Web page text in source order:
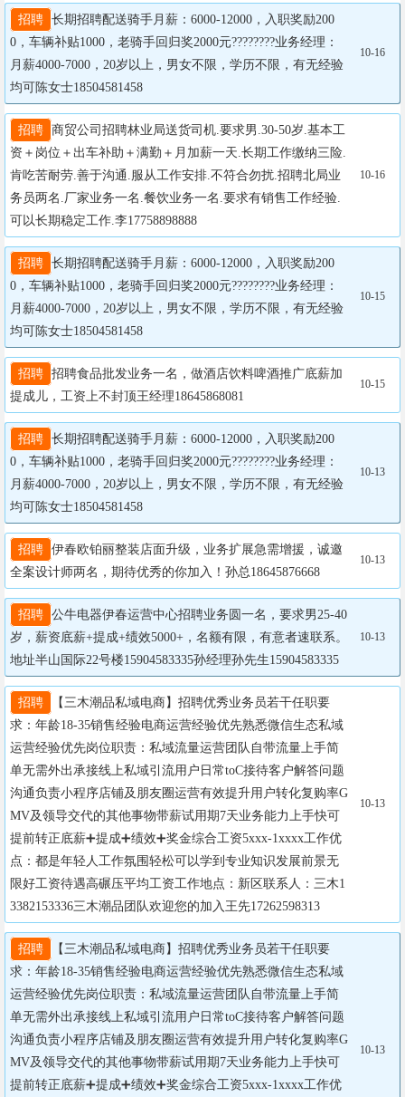
招聘 长期招聘配送骑手月薪：6000-12000，入职奖励200
0，车辆补贴1000，老骑手回归奖2000元????????业务经理：
月薪4000-7000，20岁以上，男女不限，学历不限，有无经验
均可陈女士18504581458
10-16
招聘 商贸公司招聘林业局送货司机.要求男.30-50岁.基本工
资＋岗位＋出车补助＋满勤＋月加薪一天.长期工作缴纳三险.
肯吃苦耐劳.善于沟通.服从工作安排.不符合勿扰.招聘北局业
务员两名.厂家业务一名.餐饮业务一名.要求有销售工作经验.
可以长期稳定工作.李17758898888
10-16
招聘 长期招聘配送骑手月薪：6000-12000，入职奖励200
0，车辆补贴1000，老骑手回归奖2000元????????业务经理：
月薪4000-7000，20岁以上，男女不限，学历不限，有无经验
均可陈女士18504581458
10-15
招聘 招聘食品批发业务一名，做酒店饮料啤酒推广底薪加
提成儿，工资上不封顶王经理18645868081
10-15
招聘 长期招聘配送骑手月薪：6000-12000，入职奖励200
0，车辆补贴1000，老骑手回归奖2000元????????业务经理：
月薪4000-7000，20岁以上，男女不限，学历不限，有无经验
均可陈女士18504581458
10-13
招聘 伊春欧铂丽整装店面升级，业务扩展急需增援，诚邀
全案设计师两名，期待优秀的你加入！孙总18645876668
10-13
招聘 公牛电器伊春运营中心招聘业务圆一名，要求男25-40
岁，薪资底薪+提成+绩效5000+，名额有限，有意者速联系。
地址半山国际22号楼15904583335孙经理孙先生15904583335
10-13
招聘
【三木潮品私域电商】招聘优秀业务员若干任职要
求：年龄18-35销售经验电商运营经验优先熟悉微信生态私域
运营经验优先岗位职责：私域流量运营团队自带流量上手简
单无需外出承接线上私域引流用户日常toC接待客户解答问题
沟通负责小程序店铺及朋友圈运营有效提升用户转化复购率G
MV及领导交代的其他事物带薪试用期7天业务能力上手快可
提前转正底薪➕提成➕绩效➕奖金综合工资5xxx-1xxxx工作优
点：都是年轻人工作氛围轻松可以学到专业知识发展前景无
限好工资待遇高碾压平均工资工作地点：新区联系人：三木1
3382153336三木潮品团队欢迎您的加入王先17262598313
10-13
招聘
【三木潮品私域电商】招聘优秀业务员若干任职要
求：年龄18-35销售经验电商运营经验优先熟悉微信生态私域
运营经验优先岗位职责：私域流量运营团队自带流量上手简
单无需外出承接线上私域引流用户日常toC接待客户解答问题
沟通负责小程序店铺及朋友圈运营有效提升用户转化复购率G
MV及领导交代的其他事物带薪试用期7天业务能力上手快可
提前转正底薪➕提成➕绩效➕奖金综合工资5xxx-1xxxx工作优
10-13